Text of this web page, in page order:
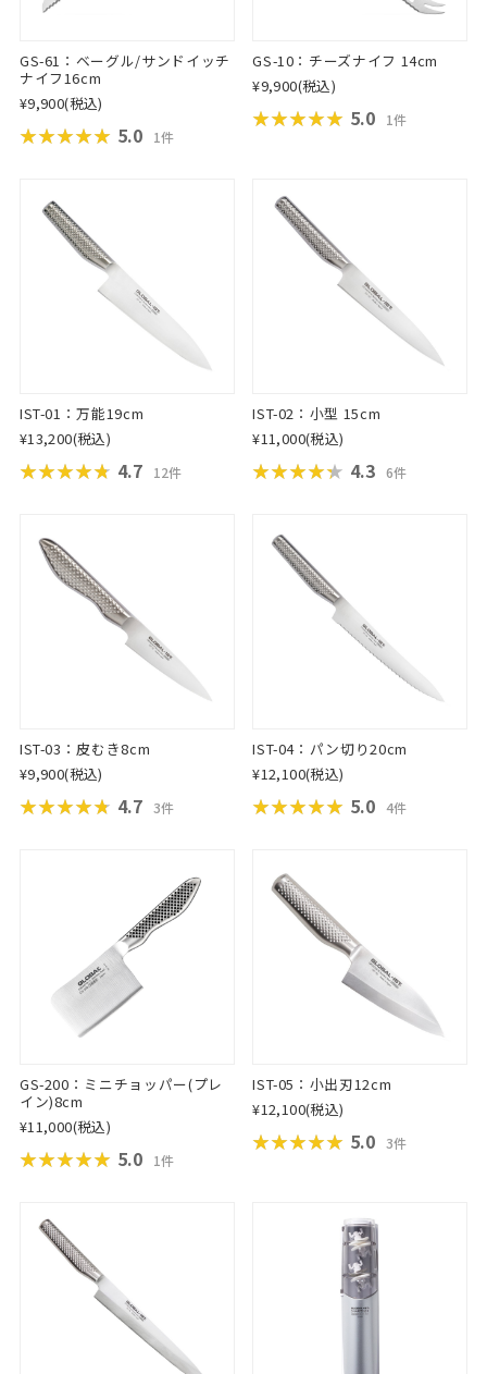
GS-61：ベーグル/サンドイッチ
ナイフ16cm
¥9,900(税込)
★★★★★
★★★★★ 5.0 1件
GS-10：チーズナイフ 14cm
¥9,900(税込)
★★★★★
★★★★★ 5.0 1件
IST-01：万能19cm
¥13,200(税込)
★★★★★
★★★★★ 4.7 12件
IST-02：小型 15cm
¥11,000(税込)
★★★★★
★★★★★ 4.3 6件
IST-03：皮むき8cm
¥9,900(税込)
★★★★★
★★★★★ 4.7 3件
IST-04：パン切り20cm
¥12,100(税込)
★★★★★
★★★★★ 5.0 4件
GS-200：ミニチョッパー(プレ
イン)8cm
¥11,000(税込)
★★★★★
★★★★★ 5.0 1件
IST-05：小出刃12cm
¥12,100(税込)
★★★★★
★★★★★ 5.0 3件